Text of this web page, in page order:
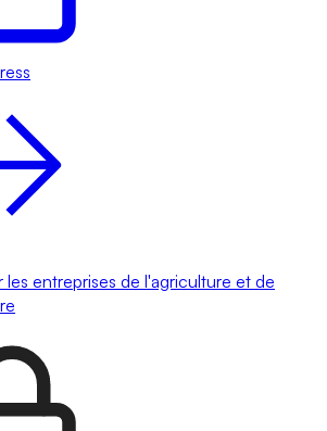
les entreprises de l'agriculture et de